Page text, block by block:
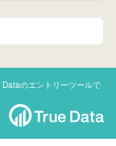
Dataのエントリーツールで